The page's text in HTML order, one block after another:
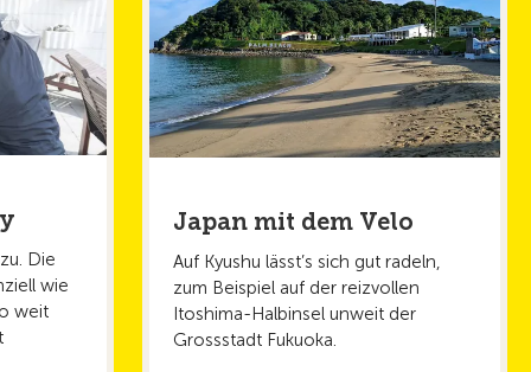
Die
wie
weit
Japan mit dem Velo
Auf Kyushu lässt’s sich gut radeln,
zum Beispiel auf der reizvollen
Itoshima-Halbinsel unweit der
Grossstadt Fukuoka.